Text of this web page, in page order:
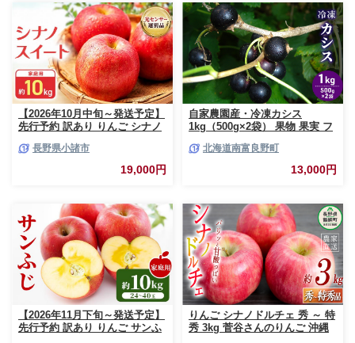
【2026年10月中旬～発送予定】
先行予約 訳あり りんご シナノ
庭用 フルーツ 果物 甘い 訳あり
長野県小諸市
19,000円
自家農園産・冷凍カシス
1kg（500g×2袋） 果物 果実 フ
北海道南富良野町
13,000円
【2026年11月下旬～発送予定】
先行予約 訳あり りんご サンふ
りんご シナノドルチェ 秀 ～ 特
秀 3kg 菅谷さんのりんご 沖縄